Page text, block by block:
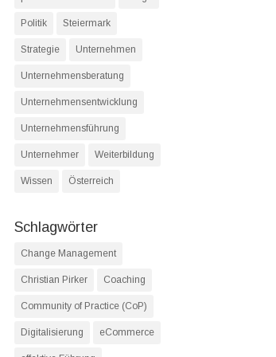
Politik Steiermark
Strategie Unternehmen
Unternehmensberatung
Unternehmensentwicklung
Unternehmensführung
Unternehmer Weiterbildung
Wissen Österreich
Schlagwörter
Change Management
Christian Pirker Coaching
Community of Practice (CoP)
Digitalisierung eCommerce